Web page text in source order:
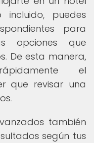
puedes
para
opciones que
De esta manera,
el
que revisar una
también
según tus